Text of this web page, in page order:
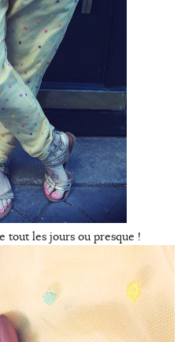
tout les jours ou presque !